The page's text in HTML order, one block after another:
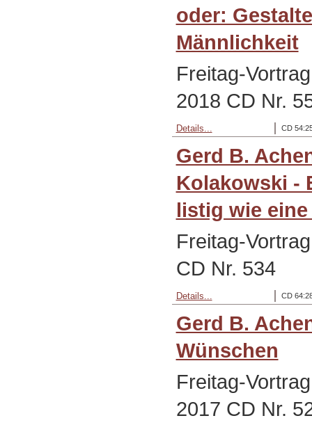
oder:
Männlichkeit
Freitag-
2018 CD Nr.
CD
Details...
Gerd B.
Kolakowski -
listig wie
Freitag-
CD Nr. 534
CD
Details...
Gerd B.
Wünschen
Freitag-
2017 CD Nr.